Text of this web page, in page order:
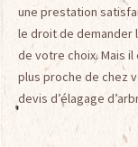
une prestation
le droit de demander
de votre choix. Mais
plus proche de chez
devis d’élagage